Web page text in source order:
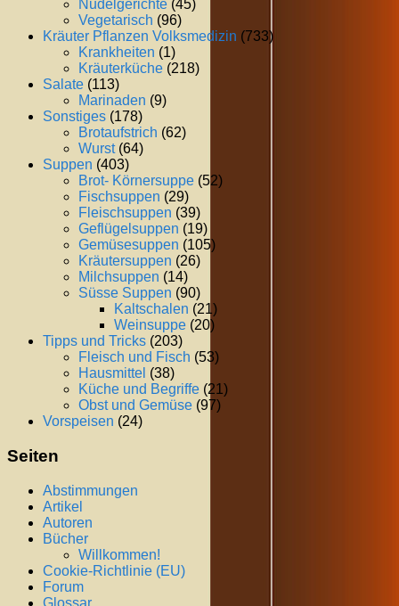
Nudelgerichte (45)
Vegetarisch (96)
Kräuter Pflanzen Volksmedizin (733)
Krankheiten (1)
Kräuterküche (218)
Salate (113)
Marinaden (9)
Sonstiges (178)
Brotaufstrich (62)
Wurst(64)
Suppen (403)
Brot- Körnersuppe (52)
Fischsuppen (29)
Fleischsuppen (39)
Geflügelsuppen (19)
Gemüsesuppen (105)
Kräutersuppen (26)
Milchsuppen (14)
Süsse Suppen (90)
Kaltschalen (21)
Weinsuppe (20)
Tipps und Tricks (203)
Fleisch und Fisch (53)
Hausmittel (38)
Küche und Begriffe (21)
Obst und Gemüse (97)
Vorspeisen (24)
Seiten
Abstimmungen
Artikel
Autoren
Bücher
Willkommen!
Cookie-Richtlinie (EU)
Forum
Glossar